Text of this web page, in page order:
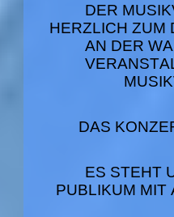
DER
HERZLICH ZUM
AN DER
DAS
ES STEHT
PUBLIKUM MIT